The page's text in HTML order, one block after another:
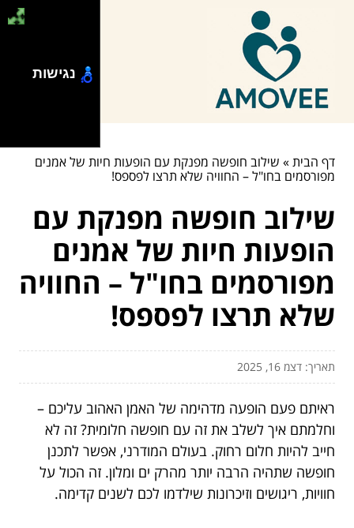
דף הבית» שילוב חופשה מפנקת עם הופעות חיות של אמנים
מפורסמים בחו"ל – החוויה שלא תרצו לפספס!
שילוב חופשה מפנקת עם
הופעות חיות של אמנים
מפורסמים בחו"ל – החוויה
שלא תרצו לפספס!
תאריך: דצמ 16, 2025
ראיתם פעם הופעה מדהימה של האמן האהוב עליכם –
וחלמתם איך לשלב את זה עם חופשה חלומית? זה לא
חייב להיות חלום רחוק. בעולם המודרני, אפשר לתכנן
חופשה שתהיה הרבה יותר מהרק ים ומלון. זה הכול על
חוויות, ריגושים וזיכרונות שילדמו לכם לשנים קדימה.
נגישות